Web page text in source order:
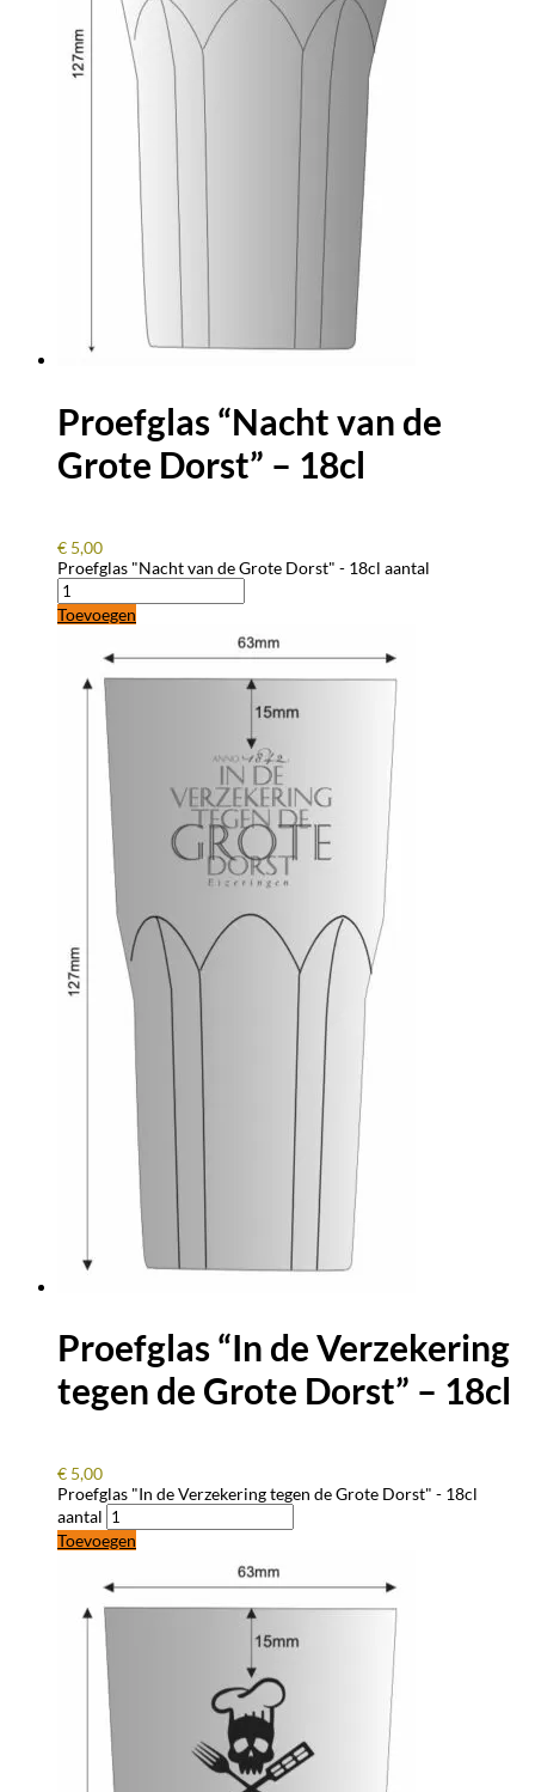
Proefglas “Nacht van de
Grote Dorst” – 18cl
€ 5,00
Proefglas "Nacht van de Grote Dorst" - 18cl aantal
Toevoegen
Proefglas “In de Verzekering
tegen de Grote Dorst” – 18cl
€ 5,00
Proefglas "In de Verzekering tegen de Grote Dorst" - 18cl
aantal
Toevoegen